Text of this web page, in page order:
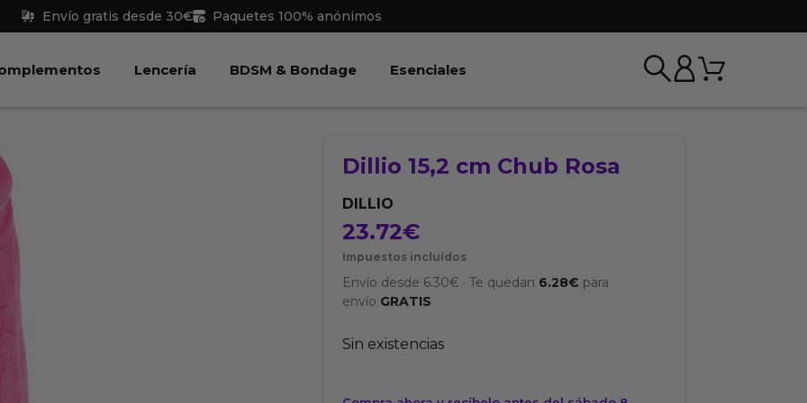
Envío gratis desde 30€ Paquetes 100% anónimos
Juguetes Abrir Complementos
Lencería Abrir Lencería
BDSM & Bondage Abrir BDSM & Bondage
Esenciales Carrito
Dillio 15,2 cm Chub Rosa
DILLIO
23.72€
Impuestos incluídos
Envío desde 6.30€ ·Te quedan 6.28€ para
envío GRATIS
Sin existencias